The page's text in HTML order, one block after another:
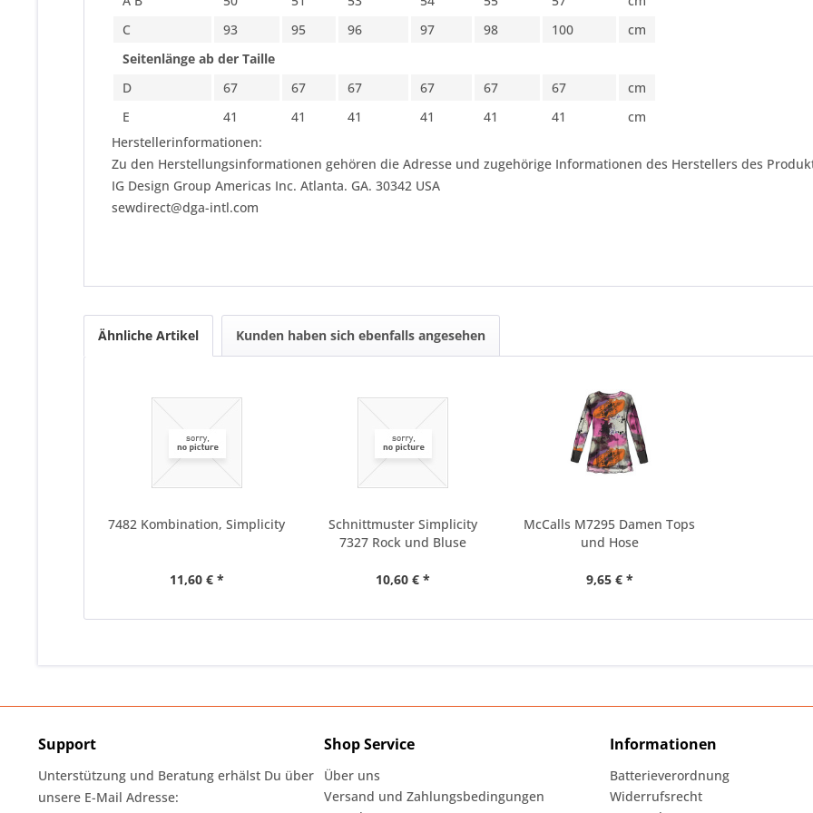
C
93 95 96 97 98 100
cm
Seitenlänge ab der Taille
D
67 67 67 67 67 67
cm
E
41 41 41 41 41 41
cm
Herstellerinformationen:
Zu den Herstellungsinformationen gehören die Adresse und zugehörige Informationen des Herstellers des
IG Design Group Americas Inc. Atlanta. GA. 30342 USA
sewdirect@dga-intl.com
Ähnliche Artikel Kunden haben sich ebenfalls angesehen
7482 Kombination, Simplicity
11,60 € *
Schnittmuster Simplicity
7327 Rock und Bluse
10,60 € *
McCalls M7295 Damen Tops
und Hose
9,65 € *
Support
Unterstützung und Beratung erhälst Du über
unsere E-Mail Adresse:
Shop Service
Über uns
Versand und Zahlungsbedingungen
Informationen
Batterieverordnung
Widerrufsrecht